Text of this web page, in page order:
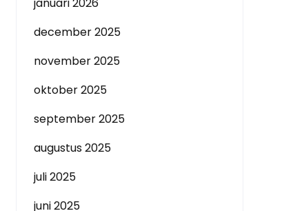
december 2025
november 2025
oktober 2025
september 2025
augustus 2025
juli 2025
juni 2025